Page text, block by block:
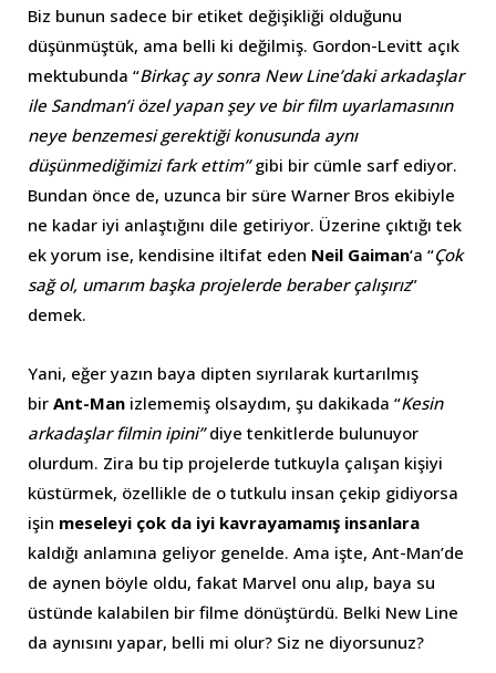
Biz bunun sadece bir etiket değişikliği olduğunu
düşünmüştük, ama belli ki değilmiş. Gordon-Levitt açık
mektubunda “Birkaç ay sonra New Line’daki arkadaşlar
ile Sandman’i özel yapan şey ve bir film uyarlamasının
neye benzemesi gerektiği konusunda aynı
düşünmediğimizi fark ettim”gibi bir cümle sarf ediyor.
Bundan önce de, uzunca bir süre Warner Bros ekibiyle
ne kadar iyi anlaştığını dile getiriyor. Üzerine çıktığı tek
ek yorum ise, kendisine iltifat eden Neil Gaiman‘a “Çok
sağ ol, umarım başka projelerde beraber çalışırız”
demek.
Yani, eğer yazın baya dipten sıyrılarak kurtarılmış
bir Ant-Man izlememiş olsaydım, şu dakikada “Kesin
arkadaşlar filmin ipini”diye tenkitlerde bulunuyor
olurdum. Zira bu tip projelerde tutkuyla çalışan kişiyi
küstürmek, özellikle de o tutkulu insan çekip gidiyorsa
işin meseleyi çok da iyi kavrayamamış insanlara
kaldığı anlamına geliyor genelde. Ama işte, Ant-Man’de
de aynen böyle oldu, fakat Marvel onu alıp, baya su
üstünde kalabilen bir filme dönüştürdü. Belki New Line
da aynısını yapar, belli mi olur? Siz ne diyorsunuz?